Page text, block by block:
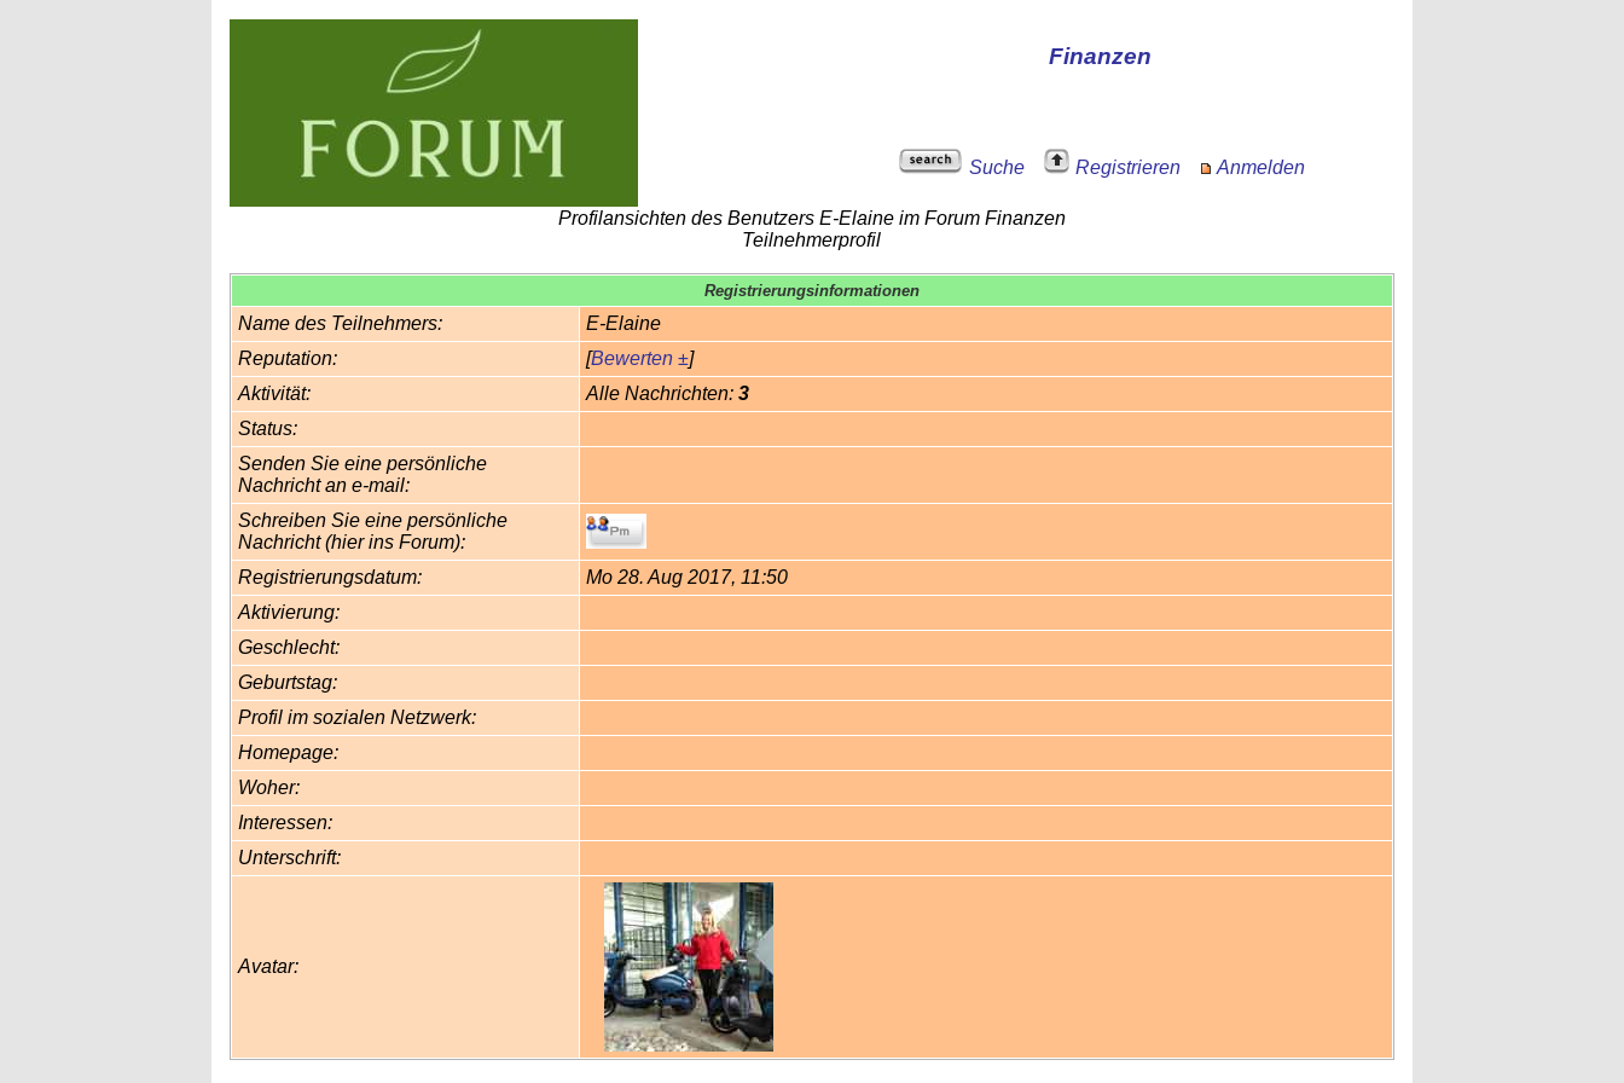
Finanzen
Suche Registrieren Anmelden
Profilansichten des Benutzers E-Elaine im Forum Finanzen
Teilnehmerprofil
Registrierungsinformationen
Name des Teilnehmers:
E-Elaine
Reputation:
[Bewerten ±]
Aktivität:
Alle Nachrichten: 3
Status:
Senden Sie eine persönliche
Nachricht an e-mail:
Schreiben Sie eine persönliche
Nachricht (hier ins Forum):
Registrierungsdatum:
Mo 28. Aug 2017, 11:50
Aktivierung:
Geschlecht:
Geburtstag:
Profil im sozialen Netzwerk:
Homepage:
Woher:
Interessen:
Unterschrift:
Avatar: